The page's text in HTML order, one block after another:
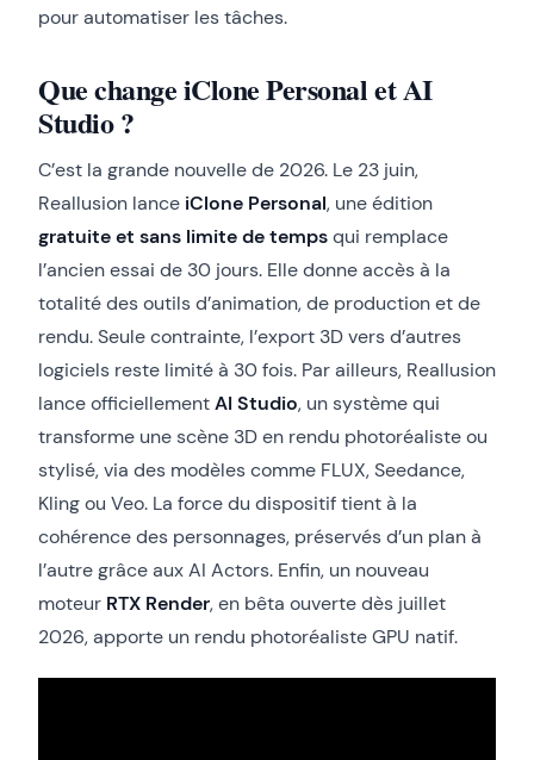
pour automatiser les tâches.
Que change iClone Personal et AI
Studio ?
C’est la grande nouvelle de 2026. Le 23 juin,
Reallusion lance iClone Personal, une édition
gratuite et sans limite de tempsqui remplace
l’ancien essai de 30 jours. Elle donne accès à la
totalité des outils d’animation, de production et de
rendu. Seule contrainte, l’export 3D vers d’autres
logiciels reste limité à 30 fois. Par ailleurs, Reallusion
lance officiellementAI Studio, un système qui
transforme une scène 3D en rendu photoréaliste ou
stylisé, via des modèles comme FLUX, Seedance,
Kling ou Veo. La force du dispositif tient à la
cohérence des personnages, préservés d’un plan à
l’autre grâce aux AI Actors. Enfin, un nouveau
moteur RTX Render, en bêta ouverte dès juillet
2026, apporte un rendu photoréaliste GPU natif.